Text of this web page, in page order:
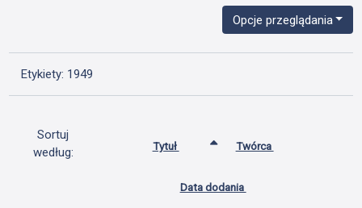
Opcje przeglądania
Etykiety: 1949
Sortuj
według:
Tytuł Twórca
Data dodania